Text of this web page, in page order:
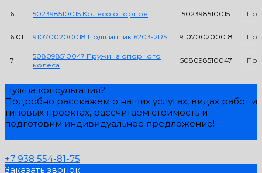
6 502398510015 Колесо опорное 502398510015
6.01 910700200018 Подшипник 6203-2RS 910700200018
7
508098510047 Пружина опорного
колеса
508098510047
Нужна консультация?
Подробно расскажем о наших услугах, видах работ и
типовых проектах, рассчитаем стоимость и
подготовим индивидуальное предложение!
+7 938 554-81-75
Заказать звонок